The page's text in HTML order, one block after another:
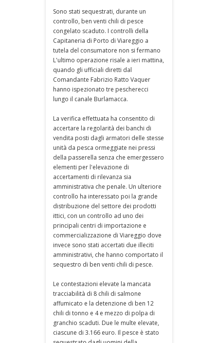
Sono stati sequestrati, durante un
controllo, ben venti chili di pesce
congelato scaduto. I controlli della
Capitaneria di Porto di Viareggio a
tutela del consumatore non si fermano
L'ultimo operazione risale a ieri mattina,
quando gli ufficiali diretti dal
Comandante Fabrizio Ratto Vaquer
hanno ispezionato tre pescherecci
lungo il canale Burlamacca.
La verifica effettuata ha consentito di
accertare la regolarità dei banchi di
vendita posti dagli armatori delle stesse
unità da pesca ormeggiate nei pressi
della passerella senza che emergessero
elementi per l'elevazione di
accertamenti di rilevanza sia
amministrativa che penale. Un ulteriore
controllo ha interessato poi la grande
distribuzione del settore dei prodotti
ittici, con un controllo ad uno dei
principali centri di importazione e
commercializzazione di Viareggio dove
invece sono stati accertati due illeciti
amministrativi, che hanno comportato il
sequestro di ben venti chili di pesce.
Le contestazioni elevate la mancata
tracciabilità di 8 chili di salmone
affumicato e la detenzione di ben 12
chili di tonno e 4 e mezzo di polpa di
granchio scaduti. Due le multe elevate,
ciascune di 3.166 euro. Il pesce è stato